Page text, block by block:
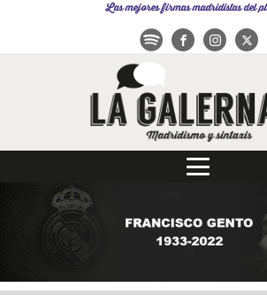
Las mejores firmas madridistas del